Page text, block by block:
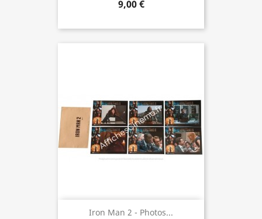
9,00 €
Iron Man 2 - Photos...